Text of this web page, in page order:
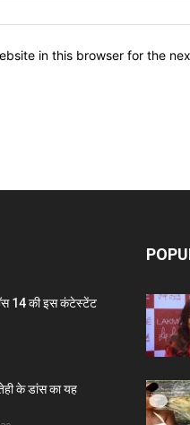
in this browser for the
14 की इस कंटेस्टेंट
के डांस का यह